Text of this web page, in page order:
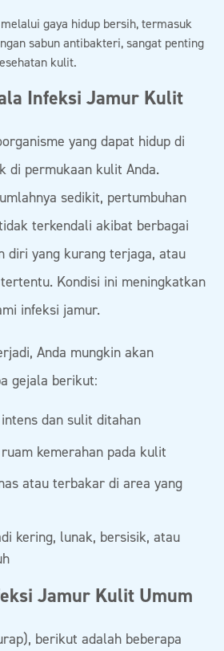
gaya hidup bersih, termasuk
sabun antibakteri, sangat penting
kulit.
Infeksi Jamur Kulit
yang dapat hidup di
di permukaan kulit Anda.
sedikit, pertumbuhan
terkendali akibat berbagai
diri yang kurang terjaga, atau
Kondisi ini meningkatkan
infeksi jamur.
Anda mungkin akan
gejala berikut:
dan sulit ditahan
kemerahan pada kulit
atau terbakar di area yang
kering, lunak, bersisik, atau
Jamur Kulit Umum
berikut adalah beberapa